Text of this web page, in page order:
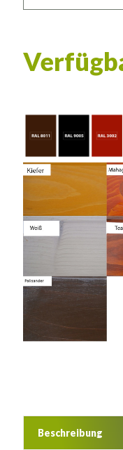
Beschreibung